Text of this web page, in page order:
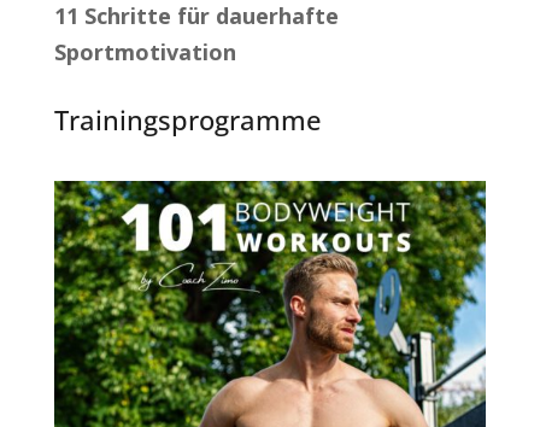
11 Schritte für dauerhafte
Sportmotivation
Trainingsprogramme